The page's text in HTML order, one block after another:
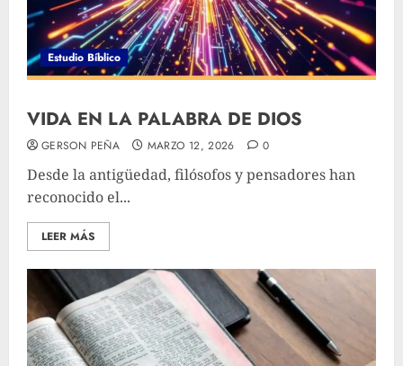
Estudio Bíblico
VIDA EN LA PALABRA DE DIOS
GERSON PEÑA MARZO 12, 2026 0
Desde la antigüedad, filósofos y pensadores han
reconocido el...
LEER MÁS